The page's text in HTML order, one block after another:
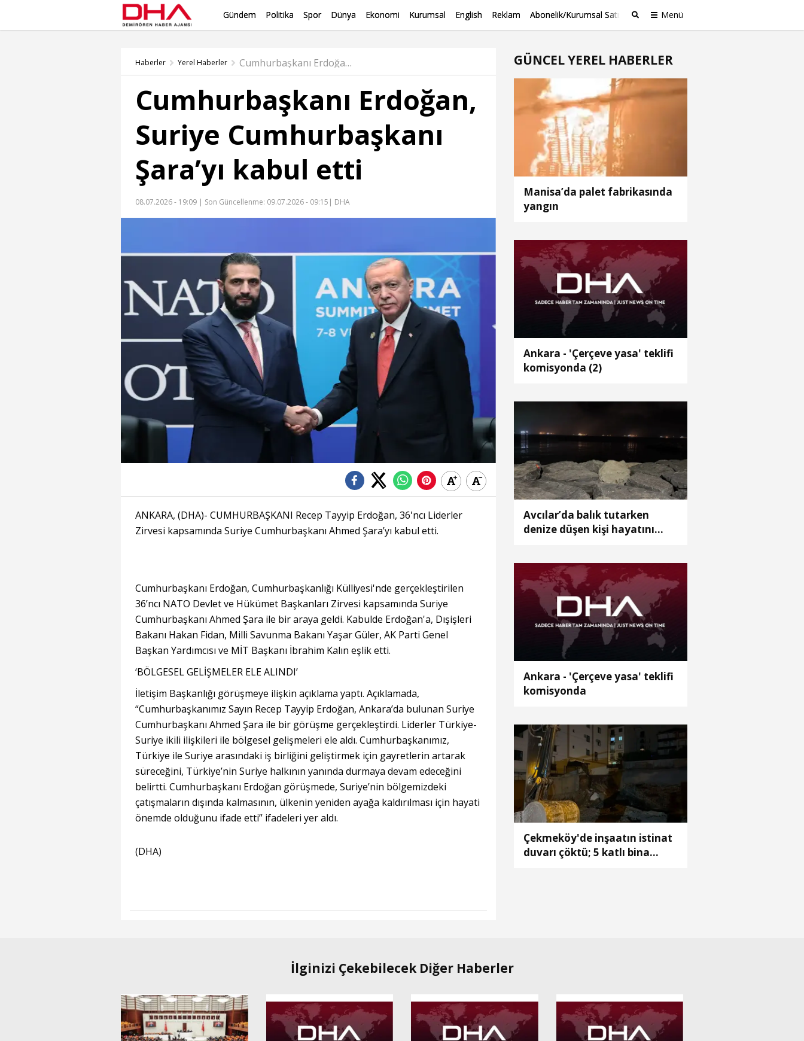
Gündem Politika Spor Dünya Ekonomi Kurumsal English Reklam Abonelik/Kurumsal Satış Menü
Haberler Yerel Haberler Cumhurbaşkanı Erdoğan, Suriye Cumhurbaşkanı Şara’yı kabul etti Haber
Cumhurbaşkanı Erdoğan,
Suriye Cumhurbaşkanı
Şara’yı kabul etti
08.07.2026 - 19:09 | Son Güncellenme: 09.07.2026 - 09:15 | DHA
ANKARA, (DHA)- CUMHURBAŞKANI Recep Tayyip Erdoğan, 36'ncı Liderler
Zirvesi kapsamında Suriye Cumhurbaşkanı Ahmed Şara’yı kabul etti.
Cumhurbaşkanı Erdoğan, Cumhurbaşkanlığı Külliyesi'nde gerçekleştirilen
36’ncı⁠ ⁠NATO Devlet ve Hükümet Başkanları Zirvesi kapsamında Suriye
Cumhurbaşkanı Ahmed Şara ile bir araya geldi. Kabulde Erdoğan'a, Dışişleri
Bakanı Hakan Fidan, Milli Savunma Bakanı Yaşar Güler, AK Parti Genel
Başkan Yardımcısı ve MİT Başkanı İbrahim Kalın eşlik etti.
‘BÖLGESEL GELİŞMELER ELE ALINDI’
İletişim Başkanlığı görüşmeye ilişkin açıklama yaptı. Açıklamada,
“Cumhurbaşkanımız Sayın Recep Tayyip Erdoğan, Ankara’da bulunan Suriye
Cumhurbaşkanı Ahmed Şara ile bir görüşme gerçekleştirdi. Liderler Türkiye-
Suriye ikili ilişkileri ile bölgesel gelişmeleri ele aldı. Cumhurbaşkanımız,
Türkiye ile Suriye arasındaki iş birliğini geliştirmek için gayretlerin artarak
süreceğini, Türkiye’nin Suriye halkının yanında durmaya devam edeceğini
belirtti. Cumhurbaşkanı Erdoğan görüşmede, Suriye’nin bölgemizdeki
çatışmaların dışında kalmasının, ülkenin yeniden ayağa kaldırılması için hayati
önemde olduğunu ifade etti” ifadeleri yer aldı.
(DHA)
GÜNCEL YEREL HABERLER
Manisa’da palet fabrikasında
yangın
Ankara - 'Çerçeve yasa' teklifi
komisyonda (2)
Avcılar’da balık tutarken
denize düşen kişi hayatını
Ankara - 'Çerçeve yasa' teklifi
komisyonda
Çekmeköy'de inşaatın istinat
duvarı çöktü; 5 katlı bina
İlginizi Çekebilecek Diğer Haberler